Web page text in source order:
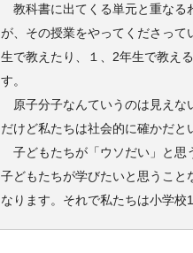
教科書に出てくる単元と重なる
が、その授業をやってくださっ
生で教えたり、１、2年生で教え
す。
原子分子なんていうのは見えな
だけど私たちは社会的に確かだと
子どもたちが「ウソだい」と思
子どもたちが学びたいと思うこと
なります。それで私たちは小学校